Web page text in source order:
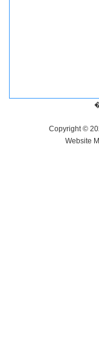
Copyright ©
Website